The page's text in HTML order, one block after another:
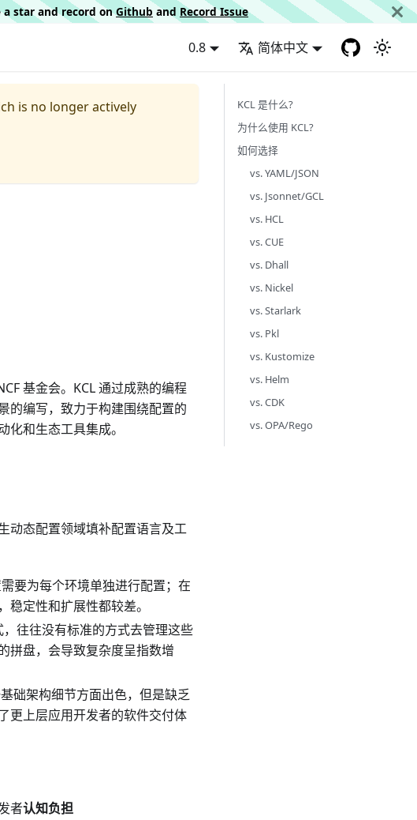
a star and record onGithub and Record Issue
0.8 简体中文
is no longer actively
基金会。KCL 通过成熟的编程
的编写，致力于构建围绕配置的
和生态工具集成。
动态配置领域填补配置语言及工
要为每个环境单独进行配置；在
定性和扩展性都较差。
往往没有标准的方式去管理这些
拼盘，会导致复杂度呈指数增
础架构细节方面出色，但是缺乏
更上层应用开发者的软件交付体
者认知负担
KCL 是什么?
为什么使用 KCL?
如何选择
vs. YAML/JSON
vs. Jsonnet/GCL
vs. HCL
vs. CUE
vs. Dhall
vs. Nickel
vs. Starlark
vs. Pkl
vs. Kustomize
vs. Helm
vs. CDK
vs. OPA/Rego